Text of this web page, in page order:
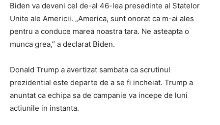
Biden va deveni cel de-al 46-lea presedinte al Statelor
Unite ale Americii. „America, sunt onorat ca m-ai ales
pentru a conduce marea noastra tara. Ne asteapta o
munca grea,” a declarat Biden.
Donald Trump a avertizat sambata ca scrutinul
prezidential este departe de a se fi incheiat. Trump a
anuntat ca echipa sa de campanie va incepe de luni
actiunile in instanta.